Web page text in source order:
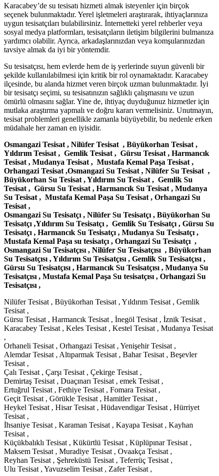
Karacabey’de su tesisatı hizmeti almak isteyenler için birçok
seçenek bulunmaktadır. Yerel işletmeleri araştırarak, ihtiyaçlarınıza
uygun tesisatçıları bulabilirsiniz. İnternetteki yerel rehberler veya
sosyal medya platformları, tesisatçıların iletişim bilgilerini bulmanıza
yardımcı olabilir. Ayrıca, arkadaşlarınızdan veya komşularınızdan
tavsiye almak da iyi bir yöntemdir.
Su tesisatçısı, hem evlerde hem de iş yerlerinde suyun güvenli bir
şekilde kullanılabilmesi için kritik bir rol oynamaktadır. Karacabey
ilçesinde, bu alanda hizmet veren birçok uzman bulunmaktadır. İyi
bir tesisatçı seçimi, su tesisatınızın sağlıklı çalışmasını ve uzun
ömürlü olmasını sağlar. Yine de, ihtiyaç duyduğunuz hizmetler için
mutlaka araştırma yapmalı ve doğru kararı vermelisiniz. Unutmayın,
tesisat problemleri genellikle zamanla büyüyebilir, bu nedenle erken
müdahale her zaman en iyisidir.
Osmangazi Tesisat , Nilüfer Tesisat , Büyükorhan Tesisat ,
Yıldırım Tesisat , Gemlik Tesisat , Gürsu Tesisat , Harmancık
Tesisat , Mudanya Tesisat , Mustafa Kemal Paşa Tesisat ,
Orhangazi Tesisat ,Osmangazi Su Tesisat , Nilüfer Su Tesisat ,
Büyükorhan Su Tesisat , Yıldırım Su Tesisat , Gemlik Su
Tesisat , Gürsu Su Tesisat , Harmancık Su Tesisat , Mudanya
Su Tesisat , Mustafa Kemal Paşa Su Tesisat , Orhangazi Su
Tesisat ,
Osmangazi Su Tesisatçı , Nilüfer Su Tesisatçı , Büyükorhan Su
Tesisatçı ,Yıldırım Su Tesisatçı , Gemlik Su Tesisatçı , Gürsu Su
Tesisatçı , Harmancık Su Tesisatçı , Mudanya Su Tesisatçı ,
Mustafa Kemal Paşa su tesisatçı , Orhangazi Su Tesisatçı ,
Osmangazi Su Tesisatçısı , Nilüfer Su Tesisatçısı , Büyükorhan
Su Tesisatçısı , Yıldırım Su Tesisatçısı , Gemlik Su Tesisatçısı ,
Gürsu Su Tesisatçısı , Harmancık Su Tesisatçısı , Mudanya Su
Tesisatçısı , Mustafa Kemal Paşa Su tesisatçısı , Orhangazi Su
Tesisatçısı ,
Nilüfer Tesisat , Büyükorhan Tesisat , Yıldırım Tesisat , Gemlik
Tesisat ,
Gürsu Tesisat , Harmancık Tesisat , İnegöl Tesisat , İznik Tesisat ,
Karacabey Tesisat , Keles Tesisat , Kestel Tesisat , Mudanya Tesisat
,
Orhaneli Tesisat , Orhangazi Tesisat , Yenişehir Tesisat ,
Alemdar Tesisat , Altıparmak Tesisat , Bahar Tesisat , Beşevler
Tesisat ,
Çalı Tesisat , Çarşı Tesisat , Çekirge Tesisat ,
Demirtaş Tesisat , Duaçınarı Tesisat , emek Tesisat ,
Ertuğrul Tesisat , Fethiye Tesisat , Fomara Tesisat ,
Geçit Tesisat , Görükle Tesisat , Hamitler Tesisat ,
Heykel Tesisat , Hisar Tesisat , Hüdavendigar Tesisat , Hürriyet
Tesisat ,
İhsaniye Tesisat , Karaman Tesisat , Kayapa Tesisat , Kayhan
Tesisat ,
Küçükbalıklı Tesisat , Kükürtlü Tesisat , Küplüpınar Tesisat ,
Maksem Tesisat , Muradiye Tesisat , Ovaakça Tesisat ,
Reyhan Tesisat , Şehreküstü Tesisat , Teferrüç Tesisat ,
Ulu Tesisat , Yavuzselim Tesisat , Zafer Tesisat ,